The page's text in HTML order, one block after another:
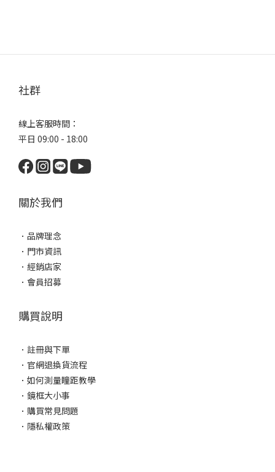
社群
線上客服時間：
平日 09:00 - 18:00
關於我們
． 品牌理念
． 門市資訊
． 經銷店家
． 會員招募
購買說明
． 註冊與下單
． 官網退換貨流程
． 如何測量瞳距教學
． 鏡框大小事
． 購買常見問題
． 隱私權政策